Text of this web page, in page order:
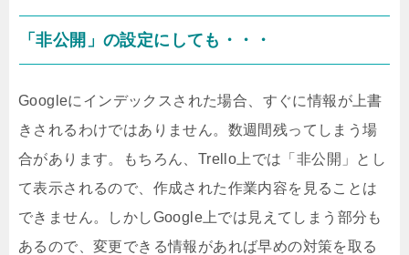
「非公開」の設定にしても・・・
Googleにインデックスされた場合、すぐに情報が上書
きされるわけではありません。数週間残ってしまう場
合があります。もちろん、Trello上では「非公開」とし
て表示されるので、作成された作業内容を見ることは
できません。しかしGoogle上では見えてしまう部分も
あるので、変更できる情報があれば早めの対策を取る